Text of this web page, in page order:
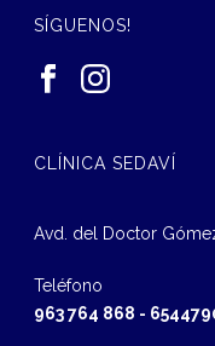
SÍGUENOS!
CLÍNICA SEDAVÍ
Avd. del Doctor
Teléfono
963 764 868 -